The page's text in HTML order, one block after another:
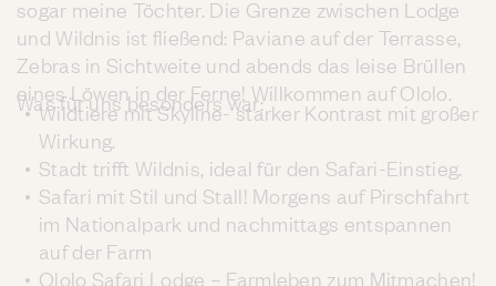
sogar meine Töchter. Die Grenze zwischen Lodge
und Wildnis ist fließend: Paviane auf der Terrasse,
Zebras in Sichtweite und abends das leise Brüllen
eines Löwen in der Ferne! Willkommen auf Ololo.
Was für uns besonders war:
Wildtiere mit Skyline- starker Kontrast mit großer
Wirkung.
Stadt trifft Wildnis, ideal für den Safari-Einstieg.
Safari mit Stil und Stall! Morgens auf Pirschfahrt
im Nationalpark und nachmittags entspannen
auf der Farm
Ololo Safari Lodge – Farmleben zum Mitmachen!